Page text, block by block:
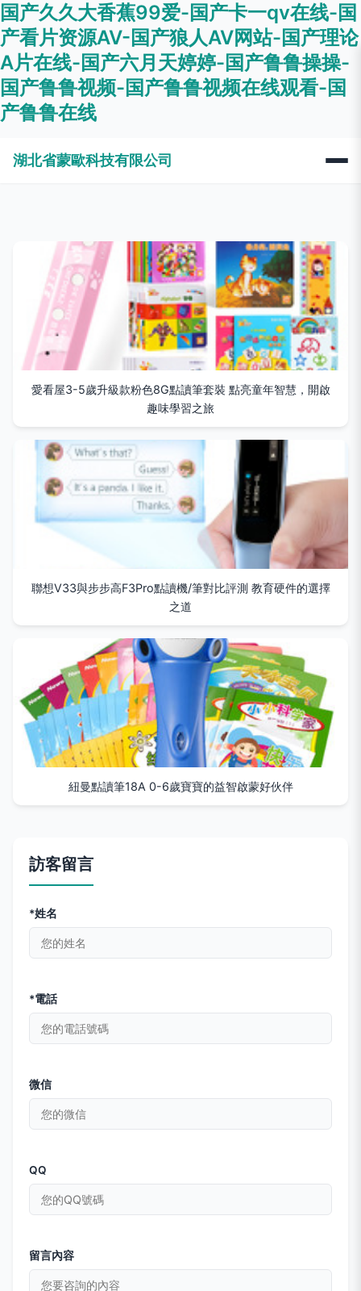
国产久久大香蕉99爱-国产卡一qv在线-国
产看片资源AV-国产狼人AV网站-国产理论
A片在线-国产六月天婷婷-国产鲁鲁操操-
国产鲁鲁视频-国产鲁鲁视频在线观看-国
产鲁鲁在线
湖北省蒙歐科技有限公司
愛看屋3-5歲升級款粉色8G點讀筆套裝 點亮童年智慧，開啟
趣味學習之旅
聯想V33與步步高F3Pro點讀機/筆對比評測 教育硬件的選擇
之道
紐曼點讀筆18A 0-6歲寶寶的益智啟蒙好伙伴
訪客留言
*姓名
*電話
微信
QQ
留言內容